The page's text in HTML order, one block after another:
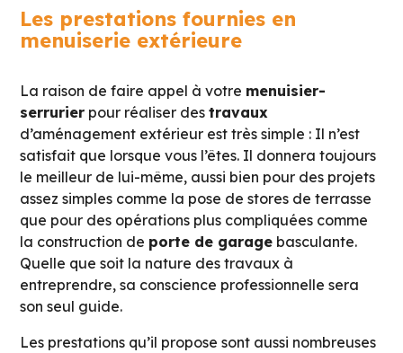
Les prestations fournies en
menuiserie extérieure
La raison de faire appel à votre menuisier-
serrurier pour réaliser destravaux
d’aménagement extérieur est très simple : Il n’est
satisfait que lorsque vous l’êtes. Il donnera toujours
le meilleur de lui-même, aussi bien pour des projets
assez simples comme la pose de stores de terrasse
que pour des opérations plus compliquées comme
la construction de porte de garage basculante.
Quelle que soit la nature des travaux à
entreprendre, sa conscience professionnelle sera
son seul guide.
Les prestations qu’il propose sont aussi nombreuses